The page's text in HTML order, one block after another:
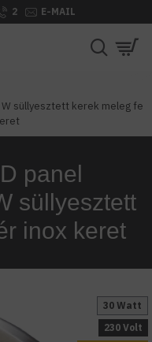
2 E-MAIL
W süllyesztett kerek meleg fe
panel
süllyesztett
inox keret
30 Watt
230 Volt